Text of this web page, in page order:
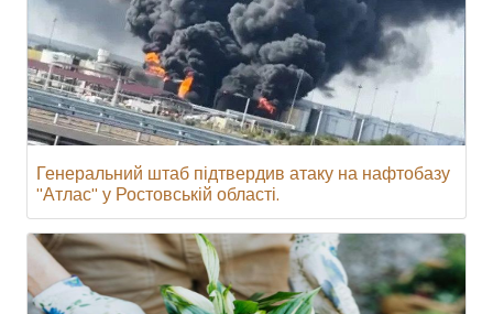
Генеральний штаб підтвердив атаку на нафтобазу
"Атлас" у Ростовській області.